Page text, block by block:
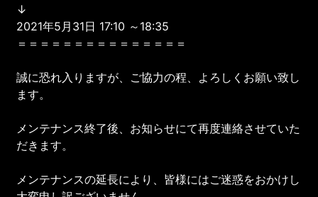
↓
2021年5月31日 17:10 ～18:35
＝＝＝＝＝＝＝＝＝＝＝＝＝＝＝
誠に恐れ入りますが、ご協力の程、よろしくお願い致し
ます。
メンテナンス終了後、お知らせにて再度連絡させていた
だきます。
メンテナンスの延長により、皆様にはご迷惑をおかけし